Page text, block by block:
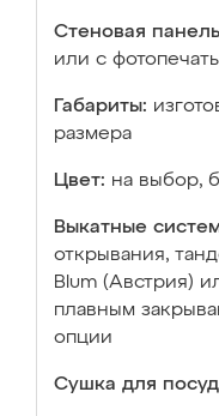
Стеновая
или с
Габариты:
размера
Цвет: на выбор,
Выкатные
открывания,
Blum (Австрия)
плавным
опции
Сушка для